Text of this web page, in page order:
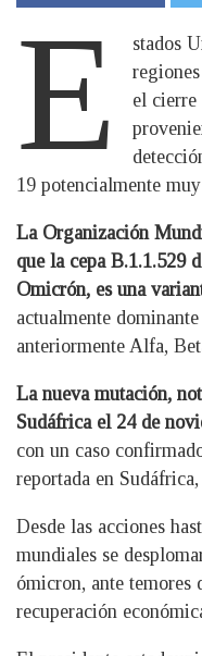
E
stados
el cierre
19 potencialmente
La Organización
que la cepa B.1.1.529
Omicrón, es una
actualmente
anteriormente Alfa,
La nueva mutación,
Sudáfrica el 24 de
con un caso
reportada en
Desde las acciones
mundiales se
ómicron, ante temores
recuperación